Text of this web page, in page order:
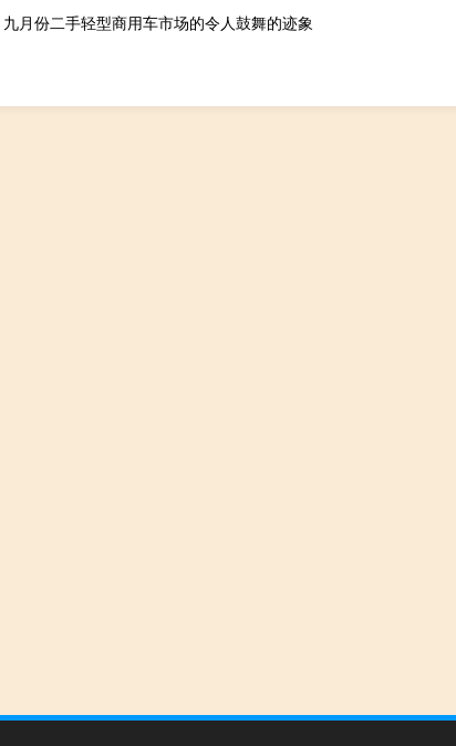
九月份二手轻型商用车市场的令人鼓舞的迹象